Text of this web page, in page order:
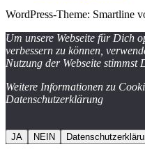
WordPress-Theme: Smartline
Um unsere Webseite für Dich
verbessern zu können,
Nutzung der Webseite stimmst
Weitere Informationen zu
Datenschutzerklärung
JA NEIN